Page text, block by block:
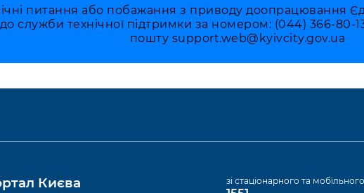
питання або побажання з приводу доопрацювання
служби технічної підтримки за номером: (044) 366-80-
пошту support.web@kyivcity.gov.ua
Києва зі стаціонарного та мобільного